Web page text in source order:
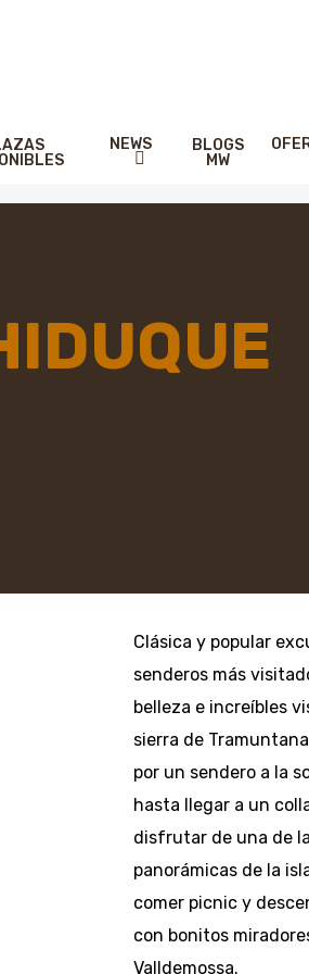
NEWS
BLOGS
MW
Clásica y popular
senderos más
belleza e increíbles
sierra de
por un sendero a la
hasta llegar a un
disfrutar de una de
panorámicas de la
comer picnic y
con bonitos
Valldemossa.